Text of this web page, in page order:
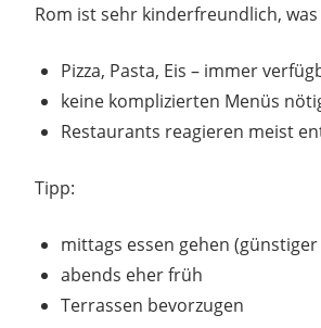
Rom ist sehr kinderfreundlich, was
Pizza, Pasta, Eis – immer
keine komplizierten Menüs
Restaurants reagieren meist
Tipp:
mittags essen gehen
abends eher früh
Terrassen bevorzugen